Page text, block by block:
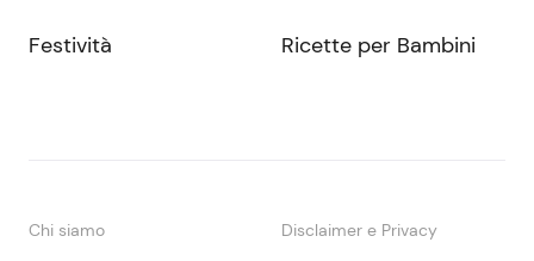
Festività Ricette per Bambini
Chi siamo Disclaimer e Privacy